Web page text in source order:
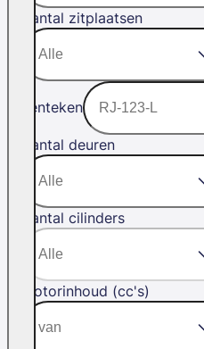
Aantal zitplaatsen
Kenteken
Aantal deuren
Aantal cilinders
Motorinhoud (cc's)